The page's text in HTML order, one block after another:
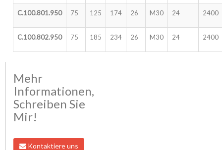
C.100.801.950 75 125 174 26 M30 24 2400
C.100.802.950 75 185 234 26 M30 24 2400
Mehr
Informationen,
Schreiben Sie
Mir!
Kontaktiere uns